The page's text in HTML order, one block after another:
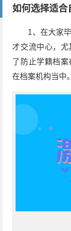
如何选择适合
1、在大家
才交流中心，
了防止学籍档
在档案机构当中。